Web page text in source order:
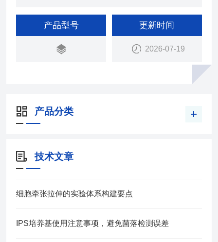
产品型号 更新时间
2026-07-19
产品分类
技术文章
细胞牵张拉伸的实验体系构建要点
IPS培养基使用注意事项，避免菌落检测误差